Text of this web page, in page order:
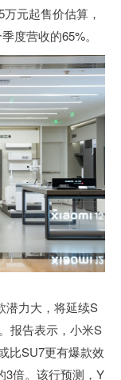
元起售价估算，
度营收的65%。
力大，将延续S
报告表示，小米S
比SU7更有爆款效
3倍。该行预测，Y